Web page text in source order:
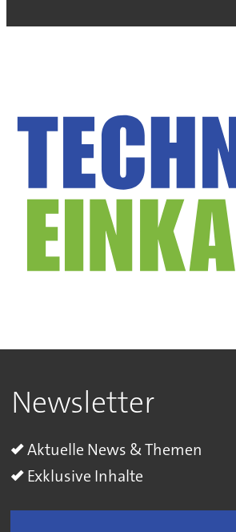
Newsletter
Aktuelle News & Themen
Exklusive Inhalte